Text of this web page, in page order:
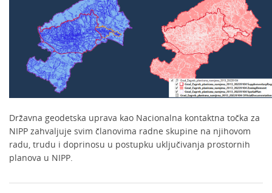
Državna geodetska uprava kao Nacionalna kontaktna točka za
NIPP zahvaljuje svim članovima radne skupine na njihovom
radu, trudu i doprinosu u postupku uključivanja prostornih
planova u NIPP.